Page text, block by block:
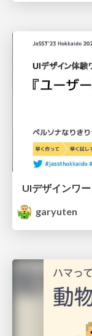
UIデザインワ
garyuten